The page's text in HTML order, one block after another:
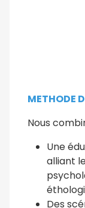
METHODE
Nous
Une
alliant
Des